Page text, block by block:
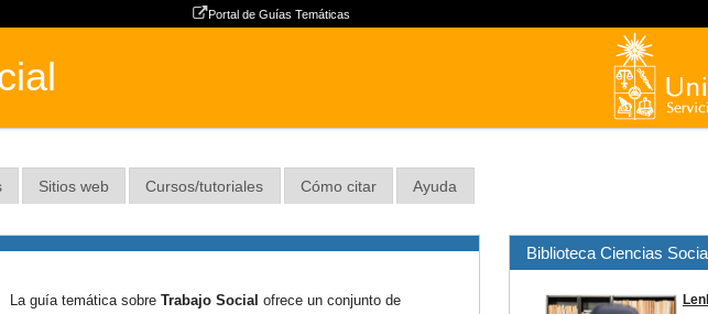
Portal de Guías Temáticas
Sitios web Cursos/tutoriales Cómo citar Ayuda
La guía temática sobre Trabajo Social ofrece un conjunto de
Biblioteca Ciencias